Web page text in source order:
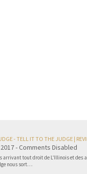
- TELL IT TO THE JUDGE |
- Comments Disabled
tout droit de L'Illinois et des
nous sort…